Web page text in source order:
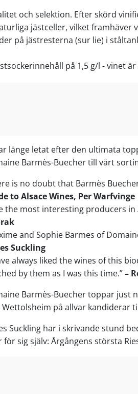
och selektion. Efter skörd
jästceller, vilket framhäver
på jästresterna (sur lie) i
på 1,5 g/l - vinet
länge letat efter den ultimata
Barmès-Buecher till vårt
is no doubt that Barmès
to Alsace Wines, Per Warfvinge
the most interesting producers in
and Sophie Barmes of
Suckling
always liked the wines of this
by them as I was this time.”–
Barmès-Buecher toppar just
på allvar kandiderar
Suckling har i skrivande stund
för sig själv: Årgångens största